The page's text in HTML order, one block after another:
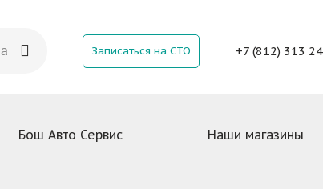
Записаться на СТО +7 (812) 313
Бош Авто Сервис Наши магазины